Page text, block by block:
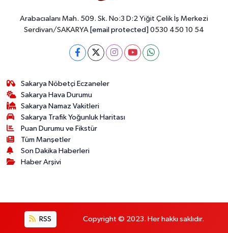
Arabacıalanı Mah. 509. Sk. No:3 D:2 Yiğit Çelik İş Merkezi
Serdivan/SAKARYA [email protected] 0530 450 10 54
Sakarya Nöbetçi Eczaneler
Sakarya Hava Durumu
Sakarya Namaz Vakitleri
Sakarya Trafik Yoğunluk Haritası
Puan Durumu ve Fikstür
Tüm Manşetler
Son Dakika Haberleri
Haber Arşivi
RSS Copyright © 2023. Her hakkı saklıdır.